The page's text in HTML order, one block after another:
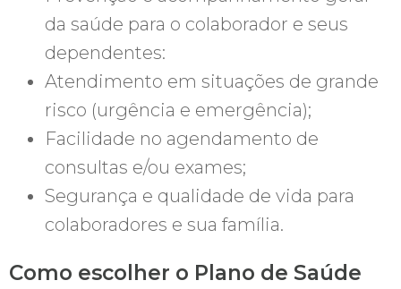
da saúde para o colaborador e seus
dependentes:
Atendimento em situações de grande
risco (urgência e emergência);
Facilidade no agendamento de
consultas e/ou exames;
Segurança e qualidade de vida para
colaboradores e sua família.
Como escolher o Plano de Saúde